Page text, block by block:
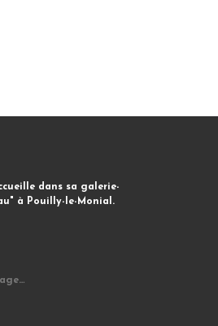
dans sa galerie-
à Pouilly-le-Monial.